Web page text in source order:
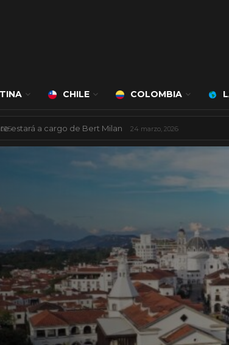
CHILE COLOMBIA
bancarios de América Latina 11 julio, 2025
y
una